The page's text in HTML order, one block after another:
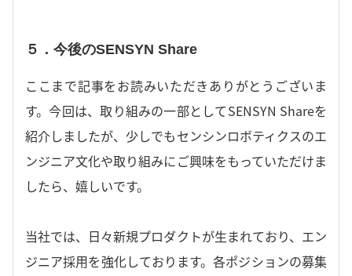
５．今後のSENSYN Share
ここまで記事をお読みいただきありがとうございま
す。今回は、取り組みの一部としてSENSYN Shareを
紹介しましたが、少しでもセンシンロボティクスのエ
ンジニア文化や取り組みにご興味をもっていただけま
したら、嬉しいです。
当社では、日々新規プロダクトが生まれており、エン
ジニア採用を強化しております。各ポジションの募集